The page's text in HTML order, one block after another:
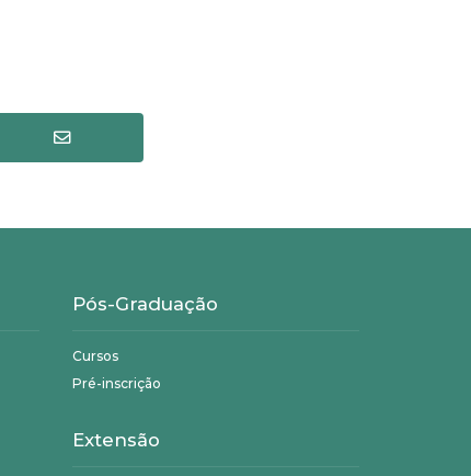
Pós-Graduação
Cursos
Pré-inscrição
Extensão